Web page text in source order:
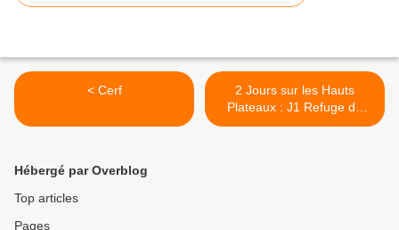
< Cerf
2 Jours sur les Hauts
Plateaux : J1 Refuge de
Chaumailloux (1665m) >
Hébergé par Overblog
Top articles
Pages